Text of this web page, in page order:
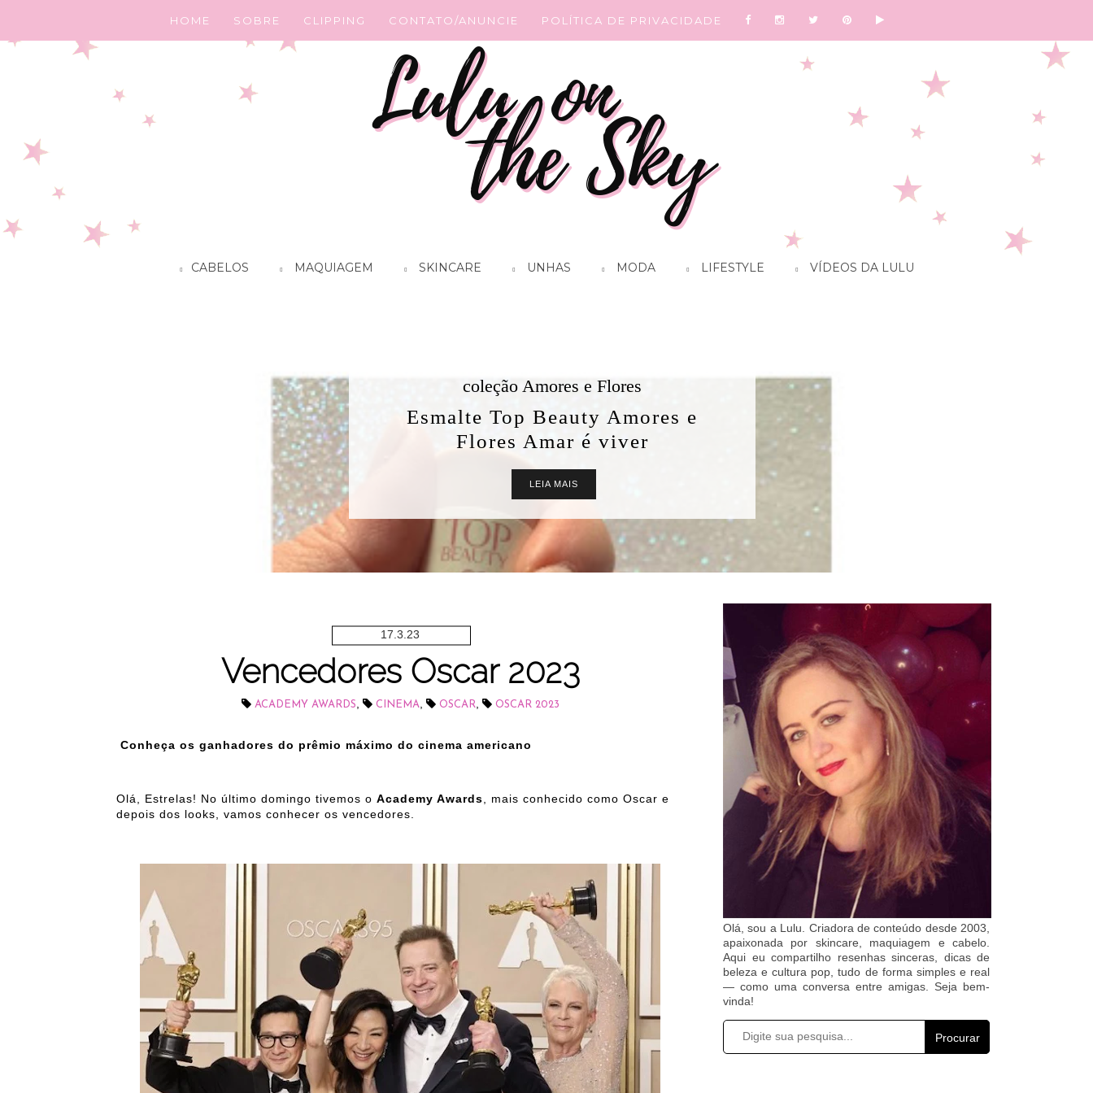
HOME SOBRE CLIPPING CONTATO/ANUNCIE POLÍTICA DE PRIVACIDADE
CABELOS MAQUIAGEM SKINCARE UNHAS MODA LIFESTYLE VÍDEOS DA LULU
coleção Amores e Flores
Esmalte Top Beauty Amores e
Flores Amar é viver
LEIA MAIS
17.3.23
Vencedores Oscar 2023
ACADEMY AWARDS CINEMA OSCAR OSCAR 2023
Conheça os ganhadores do prêmio máximo do cinema americano
Olá, Estrelas! No último domingo tivemos o Academy Awards , mais conhecido como Oscar e
depois dos looks, vamos conhecer os vencedores.
Olá, sou a Lulu. Criadora de conteúdo desde 2003,
apaixonada por skincare, maquiagem e cabelo.
Aqui eu compartilho resenhas sinceras, dicas de
beleza e cultura pop, tudo de forma simples e real
— como uma conversa entre amigas. Seja bem-
vinda!
Procurar